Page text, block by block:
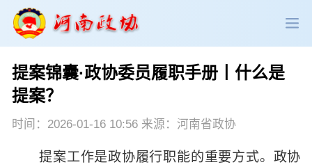
政协领导 政协新闻 政协机构
政协党建 政协工作 会议活动
委员履职 政协论坛 专委会工作
提案锦囊·政协委员履职手册丨什么是
提案？
时间：2026-01-16 10:56 来源：河南省政协
提案工作是政协履行职能的重要方式。政协